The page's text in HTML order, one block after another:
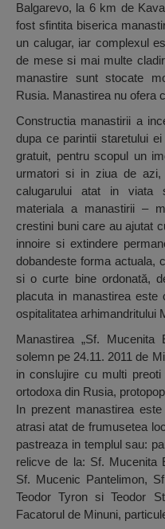
Balgarevo, la 6 km de
fost sfintita biserica
un calugar, iar complexul
de mese si mai multe
manastire sunt stocate
Rusia. Manastirea nu ofera
Constructia manastirii a
dupa ce parintii staretului
gratuit, pentru scopul un
urmatori si in ziua de azi,
calugarului atat in viata
materiala a manastirii –
crestini buni care au ajutat
innoire si extindere
dobandeste forma actuala,
si o curte bine ordonată,
placuta in manastirea este
ospitalitatea arhimandritului
Manastirea „Sf.
solemn pe 24.11. 2011 de
in conslujire cu multi
ortodoxa din Rusia,
In prezent manastirea
atrasi atat de frumusetea
pastreaza in templul sau:
relicve de la: Sf. Mucenita
Sf. Mucenic Pantelimon,
Teodor Tyron si Teodor
Facatorul de Minuni,